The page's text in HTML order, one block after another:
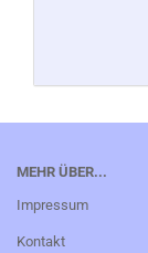
MEHR ÜBER...
Impressum
Kontakt